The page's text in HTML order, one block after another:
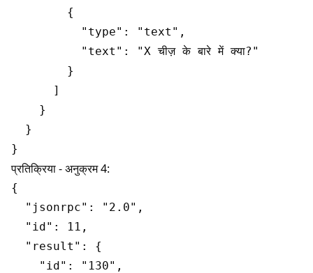
        {
          "type": "text",
          "text": "X चीज़ के बारे में क्या?"
        }
      ]
    }
  }
प्रतिक्रिया - अनुक्रम 4:
{
  "jsonrpc": "2.0",
  "id": 11,
  "result": {
    "id": "130",